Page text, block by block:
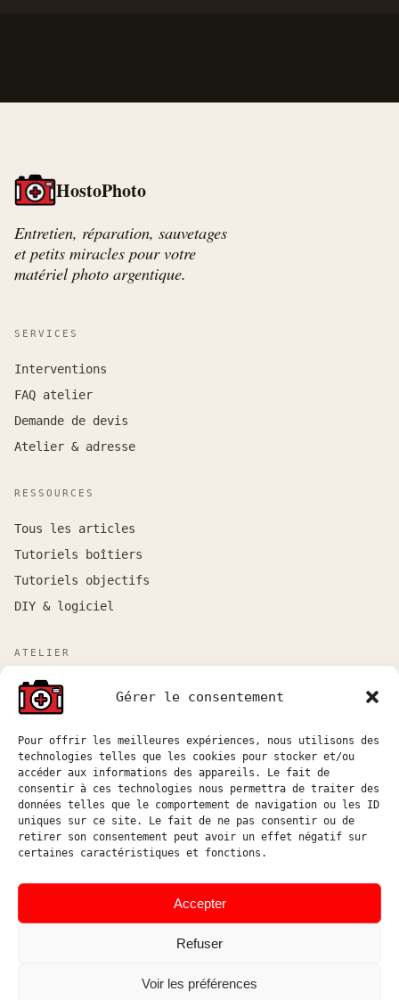
Gérer le consentement
Pour offrir les meilleures expériences, nous utilisons des
technologies telles que les cookies pour stocker et/ou
accéder aux informations des appareils. Le fait de
consentir à ces technologies nous permettra de traiter des
données telles que le comportement de navigation ou les ID
uniques sur ce site. Le fait de ne pas consentir ou de
retirer son consentement peut avoir un effet négatif sur
certaines caractéristiques et fonctions.
Accepter
Refuser
Voir les préférences
HostoPhoto
Entretien, réparation, sauvetages
et petits miracles pour votre
matériel photo argentique.
SERVICES
Interventions
FAQ atelier
Demande de devis
Atelier & adresse
RESSOURCES
Tous les articles
Tutoriels boîtiers
Tutoriels objectifs
DIY & logiciel
ATELIER
Atelier sur rendez-vous entre Marseille et Aix-en-
Provence.
atelier@hostophoto.fr
À propos de l’atelier
Déposer une demande de devis
Accéder au suivi atelier